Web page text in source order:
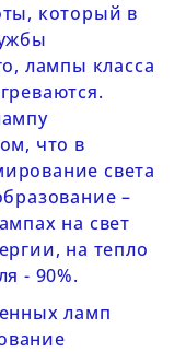
который в
лампы класса
что в
света
–
на свет
на тепло
- 90%.
ламп